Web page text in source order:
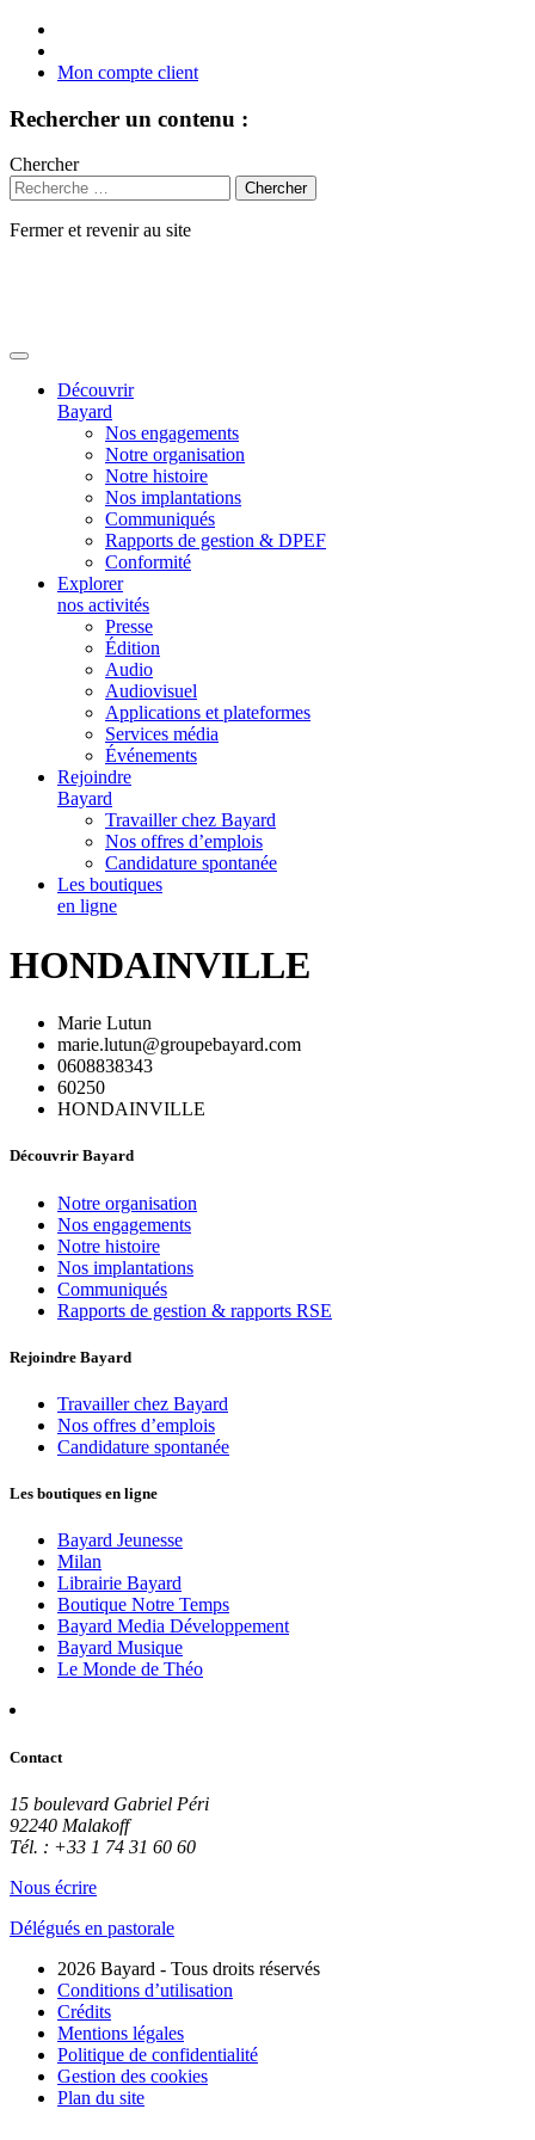
Mon compte client
Rechercher un contenu :
Chercher
Fermer et revenir au site
Découvrir
Bayard
Nos engagements
Notre organisation
Notre histoire
Nos implantations
Communiqués
Rapports de gestion & DPEF
Conformité
Explorer
nos activités
Presse
Édition
Audio
Audiovisuel
Applications et plateformes
Services média
Événements
Rejoindre
Bayard
Travailler chez Bayard
Nos offres d’emplois
Candidature spontanée
Les boutiques
en ligne
HONDAINVILLE
Marie Lutun
marie.lutun@groupebayard.com
0608838343
60250
HONDAINVILLE
Découvrir Bayard
Notre organisation
Nos engagements
Notre histoire
Nos implantations
Communiqués
Rapports de gestion & rapports RSE
Rejoindre Bayard
Travailler chez Bayard
Nos offres d’emplois
Candidature spontanée
Les boutiques en ligne
Bayard Jeunesse
Milan
Librairie Bayard
Boutique Notre Temps
Bayard Media Développement
Bayard Musique
Le Monde de Théo
Contact
15 boulevard Gabriel Péri
92240 Malakoff
Tél. : +33 1 74 31 60 60
Nous écrire
Délégués en pastorale
2026 Bayard - Tous droits réservés
Conditions d’utilisation
Crédits
Mentions légales
Politique de confidentialité
Gestion des cookies
Plan du site